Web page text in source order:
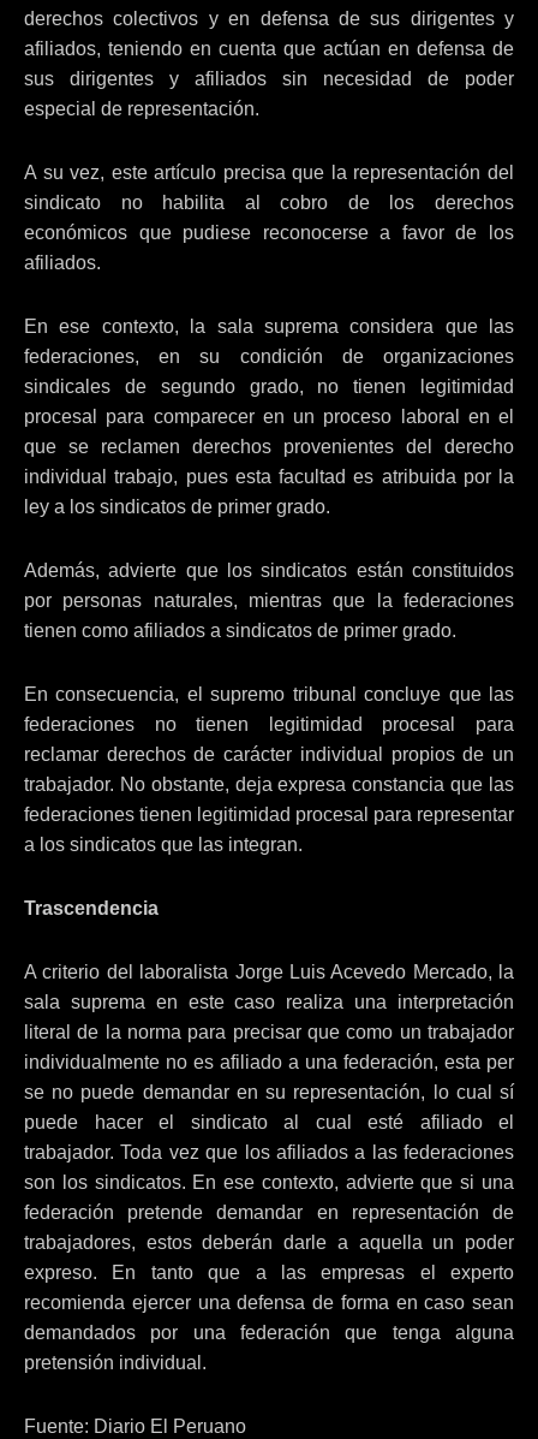
derechos colectivos y en defensa de sus dirigentes y
afiliados, teniendo en cuenta que actúan en defensa de
sus dirigentes y afiliados sin necesidad de poder
especial de representación.
A su vez, este artículo precisa que la representación del
sindicato no habilita al cobro de los derechos
económicos que pudiese reconocerse a favor de los
afiliados.
En ese contexto, la sala suprema considera que las
federaciones, en su condición de organizaciones
sindicales de segundo grado, no tienen legitimidad
procesal para comparecer en un proceso laboral en el
que se reclamen derechos provenientes del derecho
individual trabajo, pues esta facultad es atribuida por la
ley a los sindicatos de primer grado.
Además, advierte que los sindicatos están constituidos
por personas naturales, mientras que la federaciones
tienen como afiliados a sindicatos de primer grado.
En consecuencia, el supremo tribunal concluye que las
federaciones no tienen legitimidad procesal para
reclamar derechos de carácter individual propios de un
trabajador. No obstante, deja expresa constancia que las
federaciones tienen legitimidad procesal para representar
a los sindicatos que las integran.
Trascendencia
A criterio del laboralista Jorge Luis Acevedo Mercado, la
sala suprema en este caso realiza una interpretación
literal de la norma para precisar que como un trabajador
individualmente no es afiliado a una federación, esta per
se no puede demandar en su representación, lo cual sí
puede hacer el sindicato al cual esté afiliado el
trabajador. Toda vez que los afiliados a las federaciones
son los sindicatos. En ese contexto, advierte que si una
federación pretende demandar en representación de
trabajadores, estos deberán darle a aquella un poder
expreso. En tanto que a las empresas el experto
recomienda ejercer una defensa de forma en caso sean
demandados por una federación que tenga alguna
pretensión individual.
Fuente: Diario El Peruano